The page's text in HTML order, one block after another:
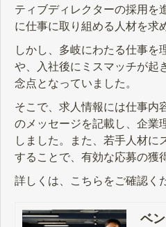
ティブディレクターの採用を
に仕事に取り組める人材を求
しかし、多岐にわたる仕事を
や、入社後にミスマッチが起
念点となっていました。
そこで、求人情報には仕事内
のメッセージを記載し、企業
しました。また、若手人材に
することで、有効な応募の獲
詳しくは、こちらをご確認く
ベ